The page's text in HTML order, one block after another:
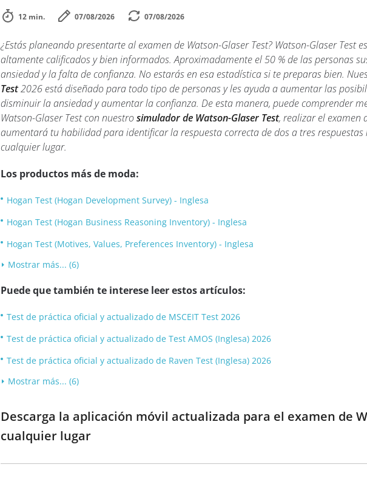
12 min. 07/08/2026 07/08/2026
¿Estás planeando presentarte al examen de Watson-Glaser Test? Watson-Glaser
altamente calificados y bien informados. Aproximadamente el 50 % de las personas
ansiedad y la falta de confianza. No estarás en esa estadística si te preparas bien.
Test2026 está diseñado para todo tipo de personas y les ayuda a aumentar las
disminuir la ansiedad y aumentar la confianza. De esta manera, puede comprender
Watson-Glaser Test con nuestrosimulador de Watson-Glaser Test, realizar el examen
aumentará tu habilidad para identificar la respuesta correcta de dos a tres
cualquier lugar.
Los productos más de moda:
Hogan Test (Hogan Development Survey) - Inglesa
Hogan Test (Hogan Business Reasoning Inventory) - Inglesa
Hogan Test (Motives, Values, Preferences Inventory) - Inglesa
Mostrar más... (6)
Puede que también te interese leer estos artículos:
Test de práctica oficial y actualizado de MSCEIT Test 2026
Test de práctica oficial y actualizado de Test AMOS (Inglesa) 2026
Test de práctica oficial y actualizado de Raven Test (Inglesa) 2026
Mostrar más... (6)
Descarga la aplicación móvil actualizada para el examen de
cualquier lugar